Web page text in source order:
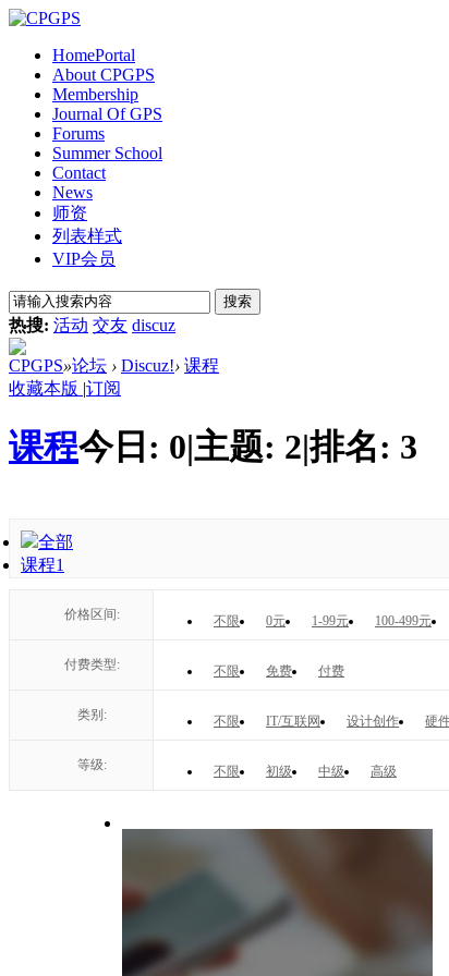
HomePortal
About CPGPS
Membership
Journal Of GPS
Forums
Summer School
Contact
News
师资
列表样式
VIP会员
搜索
热搜: 活动 交友 discuz
CPGPS»论坛 › Discuz!› 课程
收藏本版 |订阅
课程今日: 0|主题: 2|排名: 3
全部
课程1
价格区间: 不限 0元 1-99元 100-499元
付费类型: 不限 免费 付费
类别: 不限 IT/互联网 设计创作 硬
等级: 不限 初级 中级 高级